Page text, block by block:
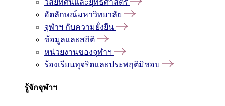
วิสัยทัศน์และยุทธศาสตร์
อัตลักษณ์มหาวิทยาลัย
จุฬาฯ กับความยั่งยืน
ข้อมูลและสถิติ
หน่วยงานของจุฬาฯ
ร้องเรียนทุจริตและประพฤติมิชอบ
รู้จักจุฬาฯ